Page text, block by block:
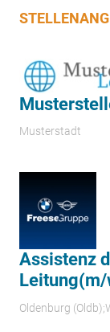
Musterstadt
Assistenz
Leitung(m/
Oldenburg